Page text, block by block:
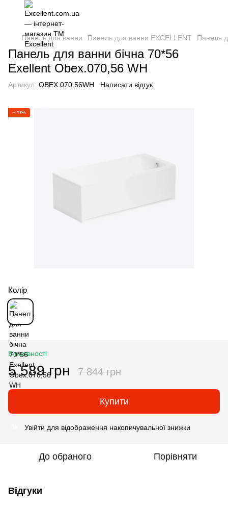
Панель для ванни Панель для ванни EXCELLENT Панель
Панель для ванни бічна 70*56
Exellent Obex.070,56 WH
Артикул: OBEX.070.56WH Написати відгук
−29%
Колір
В наявності
5 589 грн 7 844 грн
Купити
Увійти для відображення накопичувальної знижки
До обраного Порівняти
Відгуки